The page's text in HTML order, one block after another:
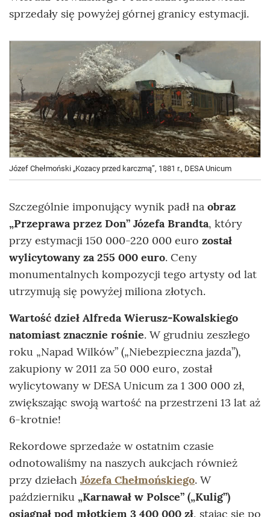
sprzedały się powyżej górnej granicy estymacji.
Józef Chełmoński „Kozacy przed karczmą”, 1881 r., DESA Unicum
Szczególnie imponujący wynik padł na obraz
„Przeprawa przez Don” Józefa Brandta, który
przy estymacji 150 000-220 000 euro został
wylicytowany za 255 000 euro. Ceny
monumentalnych kompozycji tego artysty od lat
utrzymują się powyżej miliona złotych.
Wartość dzieł Alfreda Wierusz-Kowalskiego
natomiast znacznie rośnie. W grudniu zeszłego
roku „Napad Wilków” („Niebezpieczna jazda”),
zakupiony w 2011 za 50 000 euro, został
wylicytowany w DESA Unicum za 1 300 000 zł,
zwiększając swoją wartość na przestrzeni 13 lat aż
6-krotnie!
Rekordowe sprzedaże w ostatnim czasie
odnotowaliśmy na naszych aukcjach również
przy dziełach Józefa Chełmońskiego. W
październiku „Karnawał w Polsce” („Kulig”)
osiągnął pod młotkiem 3 400 000 zł, stając się po